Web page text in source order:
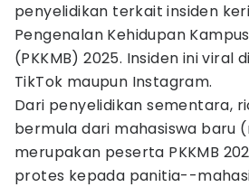
penyelidikan terkait insiden
Pengenalan Kehidupan
(PKKMB) 2025. Insiden ini viral
TikTok maupun Instagram.
Dari penyelidikan sementara,
bermula dari mahasiswa baru
merupakan peserta PKKMB
protes kepada panitia--